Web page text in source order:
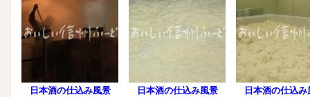
日本酒の仕込み風景
日本酒の仕込み風景
日本酒の仕込み